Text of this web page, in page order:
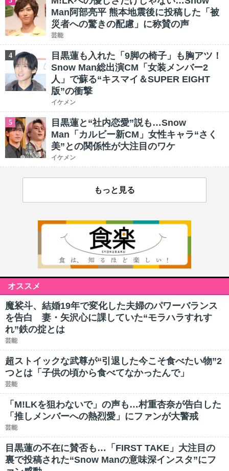
Man阿部亮平 熊本地震後に投稿した「被
災者への驚きの配慮」に称賛の声
芸能
4
目黒蓮も入れた「9脚の椅子」も胸アツ！
Snow Man総出演CM「女装メンバー2
人」で蘇る“キスマイ＆SUPER EIGHT
版”の衝撃
イケメン
5
目黒蓮と“社内恋愛”説も…Snow
Man「カルビー新CM」女性キャラ“さく
美”との関係性が大注目のワケ
イケメン
もっと見る
オススメ
魔裟斗、結婚19年で変化した夫婦のパワーバランス
を告白 妻・矢沢心に課していた“モラハラすれす
れ”鉄の掟とは
芸能
超ストイックな武尊が“引退した今こそ食べたい物”2
つとは「子供の頃から食べてなかったんで」
芸能
「M!LKを狙わないで」の声も…村重杏奈が告白した
「推しメンバーへの熱烈愛」にファンが大警戒
芸能
目黒蓮の不在に賛否も…「FIRST TAKE」大注目の
裏で投稿された“Snow Manの意味深インスタ”にフ